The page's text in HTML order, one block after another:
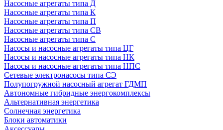
Насосные агрегаты типа Д
Насосные агрегаты типа К
Насосные агрегаты типа П
Насосные агрегаты типа СВ
Насосные агрегаты типа С
Насосы и насосные агрегаты типа ЦГ
Насосы и насосные агрегаты типа НК
Насосы и насосные агрегаты типа НПС
Сетевые электронасосы типа СЭ
Полупогружной насосный агрегат ГДМП
Автономные гибридные энергокомплексы
Альтернативная энергетика
Солнечная энергетика
Блоки автоматики